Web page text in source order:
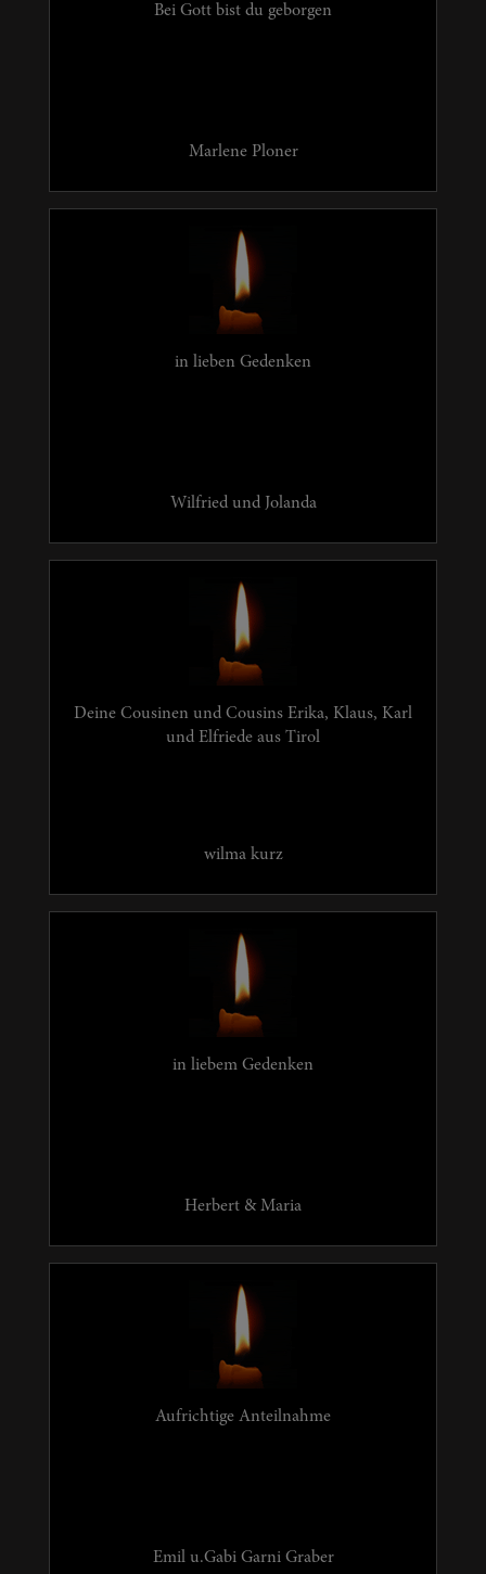
Bei Gott bist du geborgen
Marlene Ploner
in lieben Gedenken
Wilfried und Jolanda
Deine Cousinen und Cousins Erika, Klaus, Karl
und Elfriede aus Tirol
wilma kurz
in liebem Gedenken
Herbert & Maria
Aufrichtige Anteilnahme
Emil u.Gabi Garni Graber